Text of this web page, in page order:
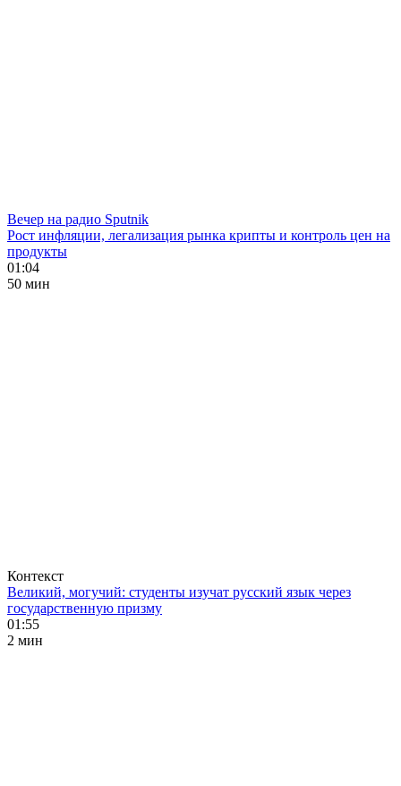
Вечер на радио Sputnik
Рост инфляции, легализация рынка крипты и контроль цен на
продукты
01:04
50 мин
Контекст
Великий, могучий: студенты изучат русский язык через
государственную призму
01:55
2 мин